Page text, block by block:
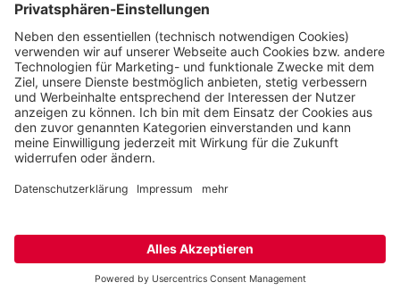
LESELINIE TASTATURNAVIGATION